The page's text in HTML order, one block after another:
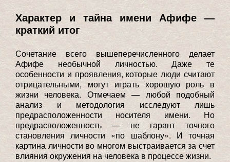
Характер и тайна имени Афифе —
краткий итог
Сочетание всего вышеперечисленного делает
Афифе необычной личностью. Даже те
особенности и проявления, которые люди считают
отрицательными, могут играть хорошую роль в
жизни человека. Отмечаем — любой подобный
анализ и методология исследуют лишь
предрасположенности носителя имени. Но
предрасположенность — не гарант точного
становления личности «по шаблону». И точная
картина личности во многом выстраивается за счет
влияния окружения на человека в процессе жизни.